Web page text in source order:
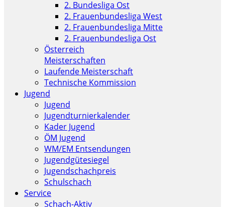
2. Bundesliga Ost
2. Frauenbundesliga West
2. Frauenbundesliga Mitte
2. Frauenbundesliga Ost
Österreich
Meisterschaften
Laufende Meisterschaft
Technische Kommission
Jugend
Jugend
Jugendturnierkalender
Kader Jugend
ÖM Jugend
WM/EM Entsendungen
Jugendgütesiegel
Jugendschachpreis
Schulschach
Service
Schach-Aktiv